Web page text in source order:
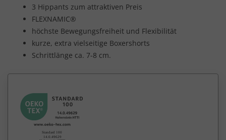
3 Hippants zum attraktiven Preis
FLEXNAMIC®
höchste Bewegungsfreiheit und Flexibilität
kurze, extra vielseitige Boxershorts
Schrittlänge ca. 7-8 cm.